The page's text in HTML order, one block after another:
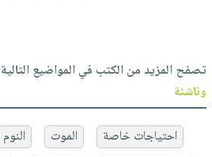
تصفح المزيد من الكتب في المواضيع
وناشئة
احتياجات خاصة الموت النوم